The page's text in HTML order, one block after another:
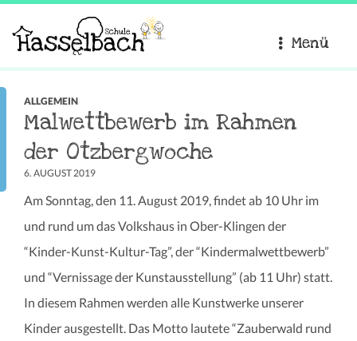
Menü
ALLGEMEIN
Malwettbewerb im Rahmen
der Otzbergwoche
6. AUGUST 2019
Am Sonntag, den 11. August 2019, findet ab 10 Uhr im
und rund um das Volkshaus in Ober-Klingen der
“Kinder-Kunst-Kultur-Tag”, der “Kindermalwettbewerb”
und “Vernissage der Kunstausstellung” (ab 11 Uhr) statt.
In diesem Rahmen werden alle Kunstwerke unserer
Kinder ausgestellt. Das Motto lautete “Zauberwald rund